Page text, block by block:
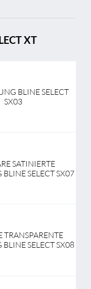
XT
BLINE SELECT
SX03
SATINIERTE
SELECT SX07
TRANSPARENTE
SELECT SX08